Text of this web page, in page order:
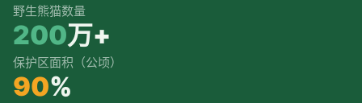
野生熊猫数量
200万+
保护区面积（公顷）
90%